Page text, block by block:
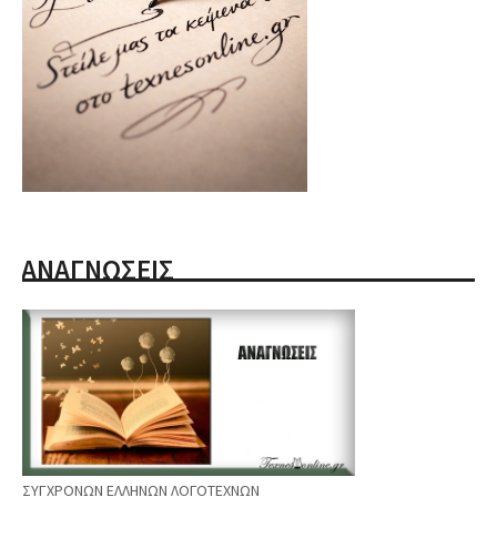
ΑΝΑΓΝΩΣΕΙΣ
ΣΥΓΧΡΟΝΩΝ ΕΛΛΗΝΩΝ ΛΟΓΟΤΕΧΝΩΝ